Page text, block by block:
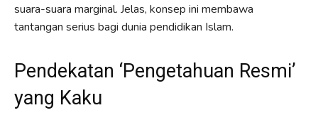
suara-suara marginal. Jelas, konsep ini membawa
tantangan serius bagi dunia pendidikan Islam.
Pendekatan ‘Pengetahuan Resmi’
yang Kaku